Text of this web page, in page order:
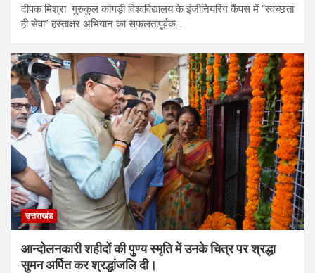
दीपक मिश्रा गुरुकुल कांगड़ी विश्वविद्यालय के इंजीनियरिंग कैंपस में “स्वच्छता
ही सेवा” हस्ताक्षर अभियान का सफलतापूर्वक…
उत्तराखंड
आन्दोलनकारी शहीदों की पुण्य स्मृति में उनके चित्र पर श्रद्धा
सुमन अर्पित कर श्रद्धांजलि दी।